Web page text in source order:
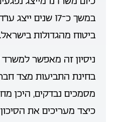
במשך כ־17 שנים
ביטוח מהגדולות בישראל.
ניסיון זה מאפשר
בחינת התביעות מצד
מסמכים נבדקים, היכן
כיצד מעריכים את